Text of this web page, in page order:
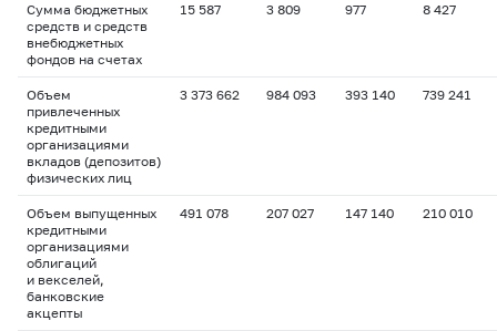
Сумма бюджетных
средств и средств
внебюджетных
фондов на счетах
15 587 3 809 977 8 427
Объем
привлеченных
кредитными
организациями
вкладов (депозитов)
физических лиц
3 373 662 984 093 393 140 739 241
Объем выпущенных
кредитными
организациями
облигаций
и векселей,
банковские
акцепты
491 078 207 027 147 140 210 010